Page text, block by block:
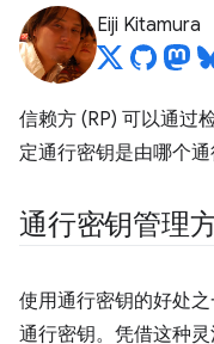
Eiji Kitamura
信赖方 (RP) 可以通过
定通行密钥是由哪个通
通行密钥管理
使用通行密钥的好处
通行密钥。凭借这种